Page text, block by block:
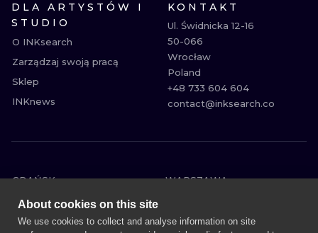
DLA ARTYSTÓW I
STUDIO
O INKsearch
Zarządzaj swoją pracą
Sklep
INKnews
KONTAKT
Ul. Świdnicka 12-16
50-066
Wrocław
Poland
+48 733 604 604
contact@inksearch.co
GDAŃSK
WARSZAWA
POZNAŃ
KATOWICE
WROCŁAW
About cookies on this site
We use cookies to collect and analyse information on site